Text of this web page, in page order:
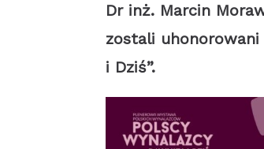
Dr inż. Marcin
zostali uhonorowani
i Dziś”.